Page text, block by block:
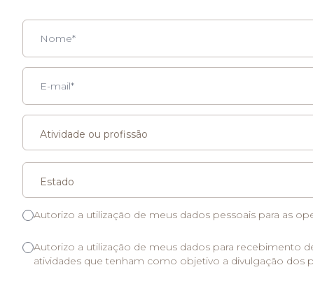
Atividade ou profissão
Estado
Autorizo a utilização de meus dados pessoais para as
Autorizo a utilização de meus dados para recebimento
atividades que tenham como objetivo a divulgação dos